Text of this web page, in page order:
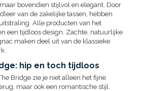
bovendien stijlvol en elegant. Door
van de zakelijke tassen, hebben
Alle producten van het
een tijdloos design. Zachte, natuurlijke
maken deel uit van de klassieke
hip en toch tijdloos
Bridge zie je niet alleen het fijne
maar ook een romantische stijl.